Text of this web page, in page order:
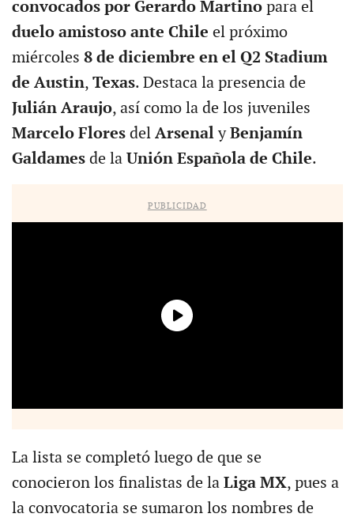
convocados por Gerardo Martino para el
duelo amistoso ante Chile el próximo
miércoles 8 de diciembre en el Q2 Stadium
de Austin, Texas. Destaca la presencia de
Julián Araujo, así como la de los juveniles
Marcelo Flores del ArsenalyBenjamín
Galdames de la Unión Española de Chile.
PUBLICIDAD
La lista se completó luego de que se
conocieron los finalistas de la Liga MX, pues a
la convocatoria se sumaron los nombres de